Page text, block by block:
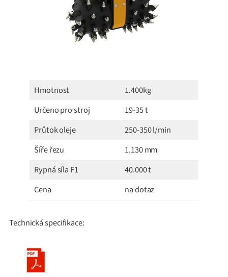
Hmotnost
1.400kg
Určeno pro stroj
19-35 t
Průtok oleje
250-350 l/min
Šíře řezu
1.130 mm
Rypná síla F1
40.000 t
Cena
na dotaz
Technická specifikace: